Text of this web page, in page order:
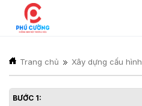
Trang chủ Xây dựng cấu hình
BƯỚC 1: